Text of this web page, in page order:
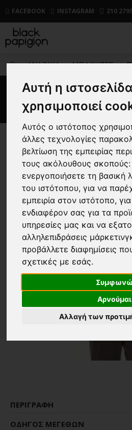
Αυτή η ιστοσελίδα
χρησιμοποιεί
Αυτός ο ιστότοπος
άλλες τεχνολογίες
βελτίωση της εμπειρίας
τους ακόλουθους
ενεργοποιήσετε τη βασική
του ιστότοπου,για να
εμπειρία στον ιστότοπο,
ενδιαφέρον σας για τα
υπηρεσίες μας και να
αλληλεπιδράσεις
προβάλλετε διαφημίσεις
σχετικές με εσάς.
Συμφωνώ
Αρνούμαι
Αλλαγή των
FACEBOOK INSTAGRAM 210
ΑΝΔΡΙΚΑ ΜΠΛΟΥΖΕΣ
Μπλούζα πλεκτή
ΠΕΡΙΓΡΑΦΉ
ΟΔΗΓΌΣ ΜΕΓΕΘΏΝ